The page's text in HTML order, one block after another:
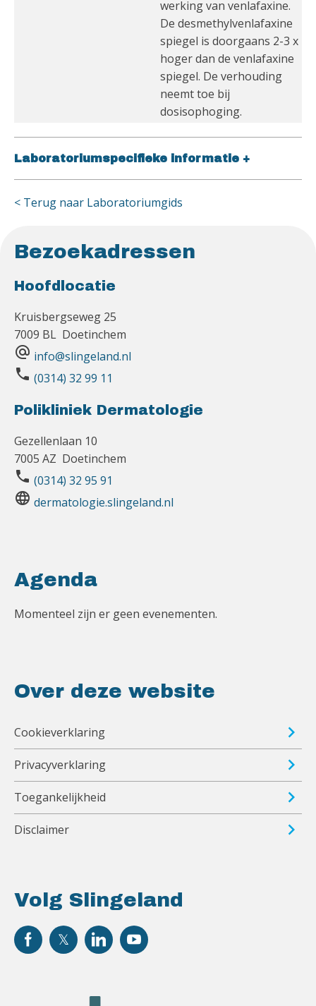
werking van venlafaxine.
De desmethylvenlafaxine
spiegel is doorgaans 2-3 x
hoger dan de venlafaxine
spiegel. De verhouding
neemt toe bij
dosisophoging.
Laboratoriumspecifieke informatie +
< Terug naar Laboratoriumgids
Bezoekadressen
Hoofdlocatie
Kruisbergseweg 25
7009 BL Doetinchem
alternate_email info@slingeland.nl
phone (0314) 32 99 11
Polikliniek Dermatologie
Gezellenlaan 10
7005 AZ Doetinchem
phone (0314) 32 95 91
language dermatologie.slingeland.nl
Volg Slingeland
Agenda
Momenteel zijn er geen evenementen.
Over deze website
Cookieverklaring
Privacyverklaring
Toegankelijkheid
Disclaimer